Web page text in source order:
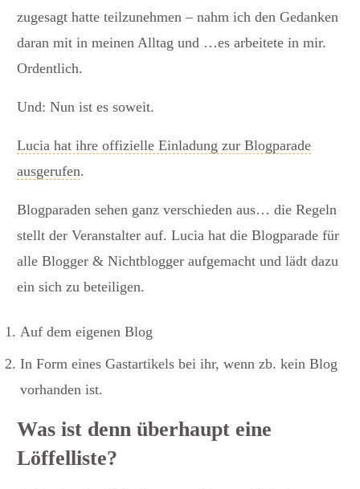
zugesagt hatte teilzunehmen – nahm ich den Gedanken
daran mit in meinen Alltag und …es arbeitete in mir.
Ordentlich.
Und: Nun ist es soweit.
Lucia hat ihre offizielle Einladung zur Blogparade
ausgerufen.
Blogparaden sehen ganz verschieden aus… die Regeln
stellt der Veranstalter auf. Lucia hat die Blogparade für
alle Blogger & Nichtblogger aufgemacht und lädt dazu
ein sich zu beteiligen.
Auf dem eigenen Blog
In Form eines Gastartikels bei ihr, wenn zb. kein Blog
vorhanden ist.
Was ist denn überhaupt eine
Löffelliste?